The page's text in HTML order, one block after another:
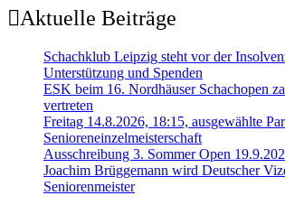
Aktuelle Beiträge
Schachklub Leipzig steht vor der
Unterstützung und Spenden
ESK beim 16. Nordhäuser Schachopen
vertreten
Freitag 14.8.2026, 18:15, ausgewählte
Senioreneinzelmeisterschaft
Ausschreibung 3. Sommer Open
Joachim Brüggemann wird Deutscher
Seniorenmeister